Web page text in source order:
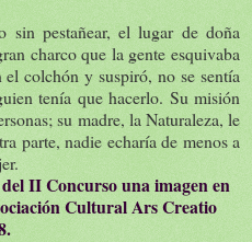
sin pestañear, el lugar de doña
charco que la gente esquivaba
colchón y suspiró, no se sentía
tenía que hacerlo. Su misión
su madre, la Naturaleza, le
parte, nadie echaría de menos a
II Concurso una imagen en
Cultural Ars Creatio